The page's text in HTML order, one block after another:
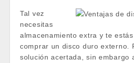
Tal vez
necesitas
almacenamiento extra y te
comprar un disco duro externo.
solución acertada, sin embargo